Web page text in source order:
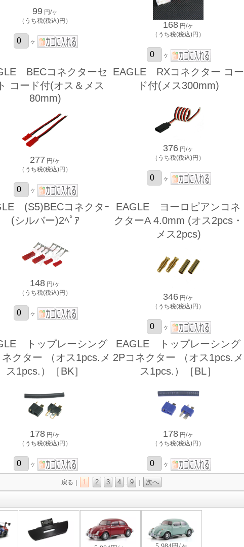
99 円/ヶ
（うち税(税込)円）
ヶ
168 円/ヶ
（うち税(税込)円）
ヶ
BECコネクターセ
コード付(オス＆メス
80mm)
277 円/ヶ
（うち税(税込)円）
ヶ
EAGLE RXコネクター コー
ド付(メス300mm)
376 円/ヶ
（うち税(税込)円）
ヶ
(S5)BECコネクタｰ
(シルバー)2ﾍﾟｱ
148 円/ヶ
（うち税(税込)円）
ヶ
EAGLE ヨーロピアンコネ
クターA 4.0mm (オス2pcs・
メス2pcs)
346 円/ヶ
（うち税(税込)円）
ヶ
トップレーシング
ネクター （オス1pcs.メ
ス1pcs.）［BK］
178 円/ヶ
（うち税(税込)円）
ヶ
EAGLE トップレーシング
2Pコネクター （オス1pcs.メ
ス1pcs.）［BL］
178 円/ヶ
（うち税(税込)円）
ヶ
戻る｜ 1 2 3 4 .. 9 次へ